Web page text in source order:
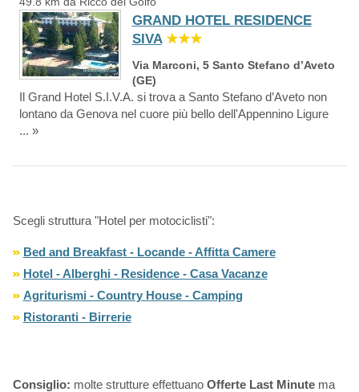
GRAND HOTEL RESIDENCE
SIVA ★★★
Via Marconi, 5 Santo Stefano d’Aveto
(GE)
Il Grand Hotel S.I.V.A. si trova a Santo Stefano d’Aveto non
lontano da Genova nel cuore più bello dell'Appennino Ligure
... »
Scegli struttura "Hotel per motociclisti":
Bed and Breakfast - Locande - Affitta Camere
Hotel - Alberghi - Residence - Casa Vacanze
Agriturismi - Country House - Camping
Ristoranti - Birrerie
Consiglio: molte strutture effettuano Offerte Last Minutema